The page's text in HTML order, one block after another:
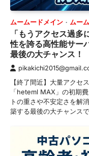
ムームードメイン ムー
「もうアクセス過
性を誇る高性能サー
最後の大チャンス！
【終了間近】大量アクセ
「heteml MAX」の初期
トの重さや不安定さを解
築する最後の大チャンスで